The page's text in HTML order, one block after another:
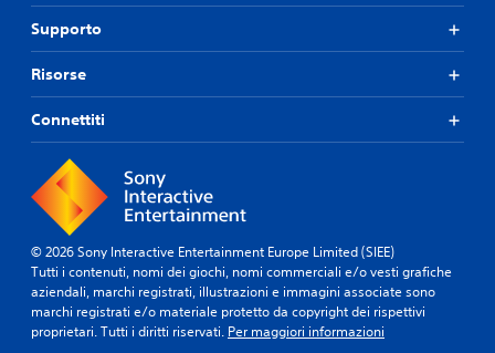
Supporto
Risorse
Connettiti
© 2026 Sony Interactive Entertainment Europe Limited (SIEE)
Tutti i contenuti, nomi dei giochi, nomi commerciali e/o vesti grafiche
aziendali, marchi registrati, illustrazioni e immagini associate sono
marchi registrati e/o materiale protetto da copyright dei rispettivi
proprietari. Tutti i diritti riservati. Per maggiori informazioni